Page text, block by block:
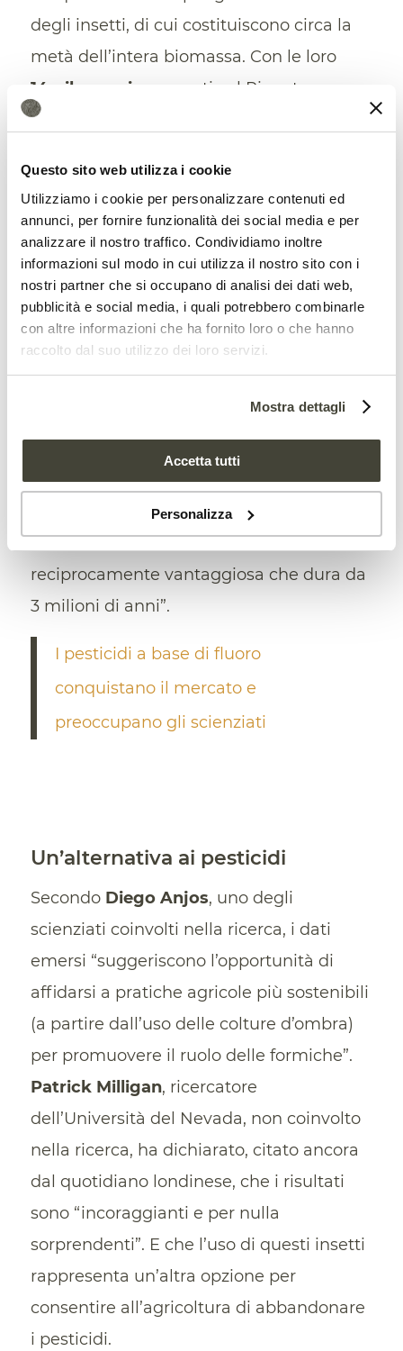
Questo sito web utilizza i cookie
Utilizziamo i cookie per personalizzare contenuti ed
annunci, per fornire funzionalità dei social media e per
analizzare il nostro traffico. Condividiamo inoltre
informazioni sul modo in cui utilizza il nostro sito con i
nostri partner che si occupano di analisi dei dati web,
pubblicità e social media, i quali potrebbero combinarle
con altre informazioni che ha fornito loro o che hanno
raccolto dal suo utilizzo dei loro servizi.
Mostra dettagli
Accetta tutti
Personalizza
degli insetti, di cui costituiscono circa la
metà dell’intera biomassa. Con le loro
14mila specie
presenti sul Pianeta –
molte delle quali ancora sconosciute –
coltivatori di agrumi in Cinahanno usato
le formiche in agricoltura per secoli”,
rileva ancora il quotidiano britannico.
Inoltre, “gli insetti sono stati usati anche
per aiutare a controllare i parassiti delle
e i loro omologhi presenti nelle
Figi, infine, “sono in grado di coltivare e
far crescere almeno sei specie di piante,
nell’ambito di una relazione
reciprocamente vantaggiosa che dura da
3 milioni di anni”.
I pesticidi a base di fluoro
conquistano il mercato e
preoccupano gli scienziati
Un’alternativa ai pesticidi
Secondo Diego Anjos, uno degli
scienziati coinvolti nella ricerca, i dati
emersi “suggeriscono l’opportunità di
affidarsi a pratiche agricole più sostenibili
(a partire dall’uso delle colture d’ombra)
per promuovere il ruolo delle formiche”.
Patrick Milligan, ricercatore
dell’Università del Nevada, non coinvolto
nella ricerca, ha dichiarato, citato ancora
dal quotidiano londinese, che i risultati
sono “incoraggianti e per nulla
sorprendenti”. E che l’uso di questi insetti
rappresenta un’altra opzione per
consentire all’agricoltura di abbandonare
i pesticidi.